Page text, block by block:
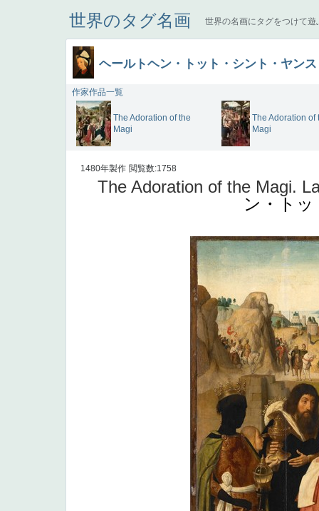
世界のタグ名画 世界の名画にタグをつけて遊
ヘールトヘン・トット・シント・ヤンス
作家作品一覧
The Adoration of the
Magi
The Adoration of
Magi
1480年製作 閲覧数:1758
The Adoration of the Magi.
ン・ト